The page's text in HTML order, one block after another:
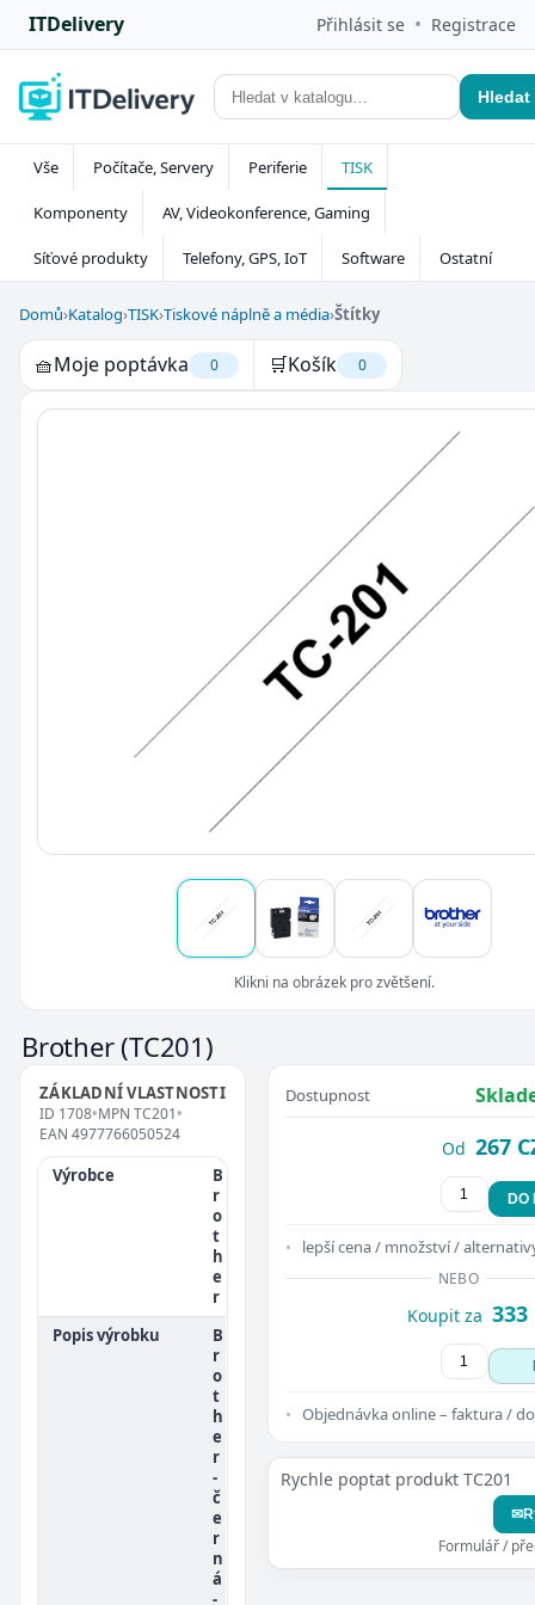
ITDelivery Přihlásit se • Registrace
Hledat
Vše Počítače, Servery Periferie TISK
Komponenty AV, Videokonference, Gaming
Síťové produkty Telefony, GPS, IoT Software Ostatní
Domů›Katalog›TISK›Tiskové náplně a média›Štítky
🧺Moje poptávka 0 🛒Košík 0
Klikni na obrázek pro zvětšení.
Brother(TC201)
ZÁKLADNÍ VLASTNOSTI
ID 1708•MPN TC201•
EAN 4977766050524
Výrobce
B
r
o
t
h
e
r
Popis výrobku
B
r
o
t
h
e
r
-
č
e
r
n
á
-
Dostupnost
Od 267
DO
lepší cena / množství /
NEBO
Koupit za 333
Objednávka online – faktura /
Rychle poptat produkt TC201
✉
Formulář /